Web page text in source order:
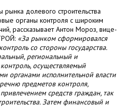
долевого строительства
органы контроля с широким
рассказывает Антон Мороз, вице-
«За рынком сформировался
со стороны государства.
региональный и
осуществляемый
органами исполнительной власти
предметов контроля,
средств граждан, так
Затем финансовый и